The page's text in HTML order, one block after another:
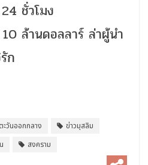
ชั่วโมง
ล้านดอลลาร์ ล่าผู้นำ
ก
ตะวันออกกลาง
ข่าวมุสลิม
สงคราม